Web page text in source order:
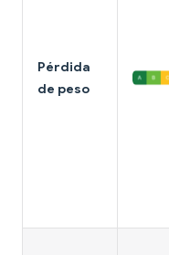
Pérdida
de peso